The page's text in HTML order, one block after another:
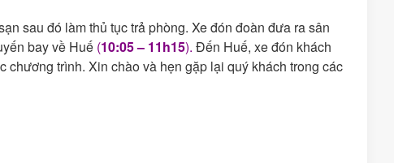
sau đó làm thủ tục trả phòng. Xe đón đoàn đưa ra sân
bay về Huế (10:05– 11h15). Đến Huế, xe đón khách
chương trình. Xin chào và hẹn gặp lại quý khách trong các